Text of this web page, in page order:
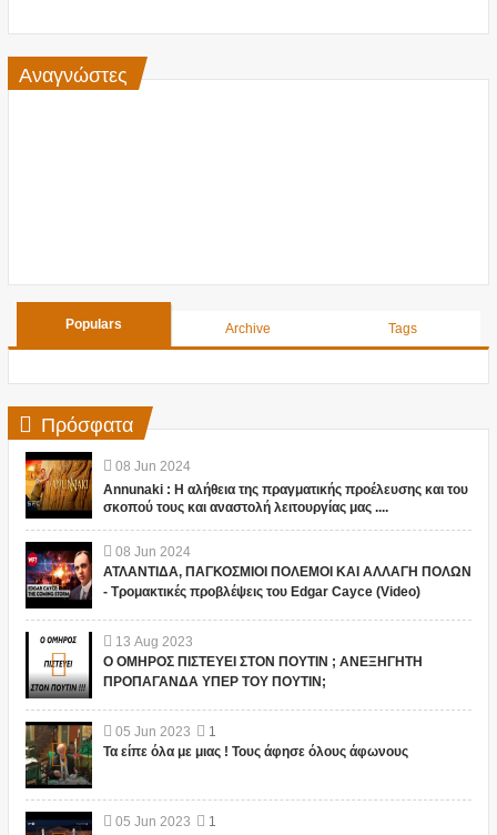
Αναγνώστες
Populars Archive Tags
Πρόσφατα
08 Jun 2024
Annunaki : Η αλήθεια της πραγματικής προέλευσης και του
σκοπού τους και αναστολή λειτουργίας μας ....
08 Jun 2024
ΑΤΛΑΝΤΙΔΑ, ΠΑΓΚΟΣΜΙΟΙ ΠΟΛΕΜΟΙ ΚΑΙ ΑΛΛΑΓΗ ΠΟΛΩΝ
- Τρομακτικές προβλέψεις του Edgar Cayce (Video)
13 Aug 2023
Ο ΟΜΗΡΟΣ ΠΙΣΤΕΥΕΙ ΣΤΟΝ ΠΟΥΤΙΝ ; ΑΝΕΞΗΓΗΤΗ
ΠΡΟΠΑΓΑΝΔΑ ΥΠΕΡ ΤΟΥ ΠΟΥΤΙΝ;
05 Jun 2023
1
Τα είπε όλα με μιας ! Τους άφησε όλους άφωνους
05 Jun 2023
1